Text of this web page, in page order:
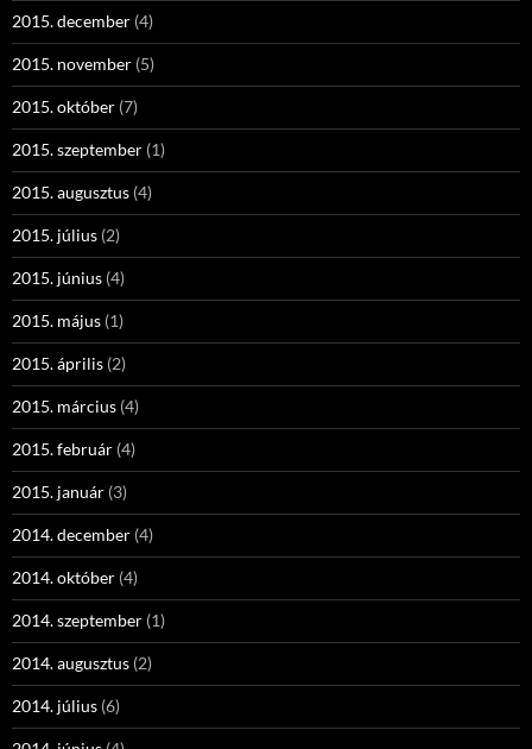
2015. december (4)
2015. november (5)
2015. október (7)
2015. szeptember (1)
2015. augusztus (4)
2015. július (2)
2015. június (4)
2015. május (1)
2015. április (2)
2015. március (4)
2015. február (4)
2015. január (3)
2014. december (4)
2014. október (4)
2014. szeptember (1)
2014. augusztus (2)
2014. július (6)